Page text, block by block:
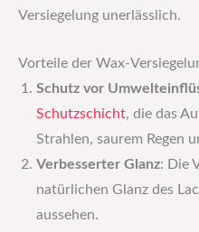
Versiegelung unerlässlich.
Vorteile der Wax-
Schutz vor
Schutzschicht, die das
Strahlen, saurem Regen
Verbesserter Glanz: Die
natürlichen Glanz des
aussehen.